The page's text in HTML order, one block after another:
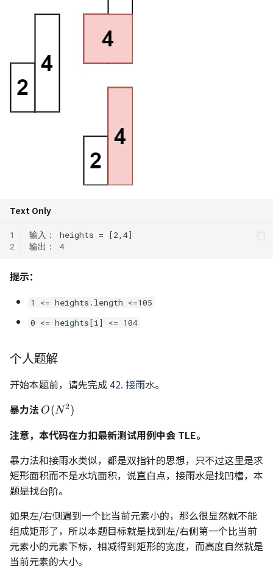
516. 最长回文子序列
518. 零钱兑换 II
718. 最长重复子数组
746. 使用最小花费爬楼梯
1035/1143. 不相交的线/最长
Text Only
1
2
提示：
1 <= heights.length <=105
0 <= heights[i] <= 104
个人题解
开始本题前，请先完成42. 接雨水。
暴力法 O(N^2)
O(N2)
注意，本代码在力扣最新测试用例中会 TLE。
暴力法和接雨水类似，都是双指针的思想，只不过这里是求
矩形面积而不是水坑面积，说直白点，接雨水是找凹槽，本
题是找台阶。
如果左/右侧遇到一个比当前元素小的，那么很显然就不能
组成矩形了，所以本题目标就是找到左/右侧第一个比当前
元素小的元素下标，相减得到矩形的宽度，而高度自然就是
当前元素的大小。